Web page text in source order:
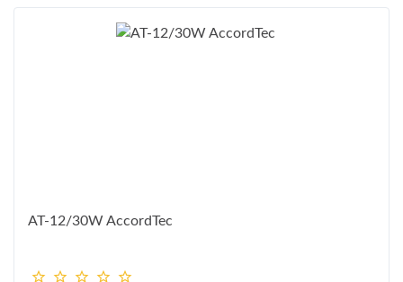
AT-12/30W AccordTec